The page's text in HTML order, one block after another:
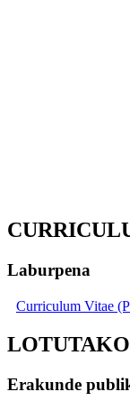
Laburpena
Curriculum Vitae
Erakunde